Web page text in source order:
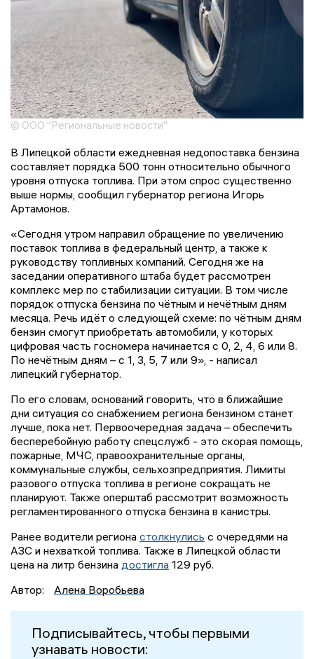
© ООО "Региональные новости"
В Липецкой области ежедневная недопоставка бензина
составляет порядка 500 тонн относительно обычного
уровня отпуска топлива. При этом спрос существенно
выше нормы, сообщил губернатор региона Игорь
Артамонов.
«Сегодня утром направил обращение по увеличению
поставок топлива в федеральный центр, а также к
руководству топливных компаний. Сегодня же на
заседании оперативного штаба будет рассмотрен
комплекс мер по стабилизации ситуации. В том числе
порядок отпуска бензина по чётным и нечётным дням
месяца. Речь идёт о следующей схеме: по чётным дням
бензин смогут приобретать автомобили, у которых
цифровая часть госномера начинается с 0, 2, 4, 6 или 8.
По нечётным дням – с 1, 3, 5, 7 или 9», - написал
липецкий губернатор.
По его словам, оснований говорить, что в ближайшие
дни ситуация со снабжением региона бензином станет
лучше, пока нет. Первоочередная задача – обеспечить
бесперебойную работу спецслужб - это скорая помощь,
пожарные, МЧС, правоохранительные органы,
коммунальные службы, сельхозпредприятия. Лимиты
разового отпуска топлива в регионе сокращать не
планируют. Также оперштаб рассмотрит возможность
регламентированного отпуска бензина в канистры.
Ранее водители региона столкнулись с очередями на
АЗС и нехваткой топлива. Также в Липецкой области
цена на литр бензина достигла 129 руб.
Автор:
Алена Воробьева
Подписывайтесь, чтобы первыми
узнавать новости: